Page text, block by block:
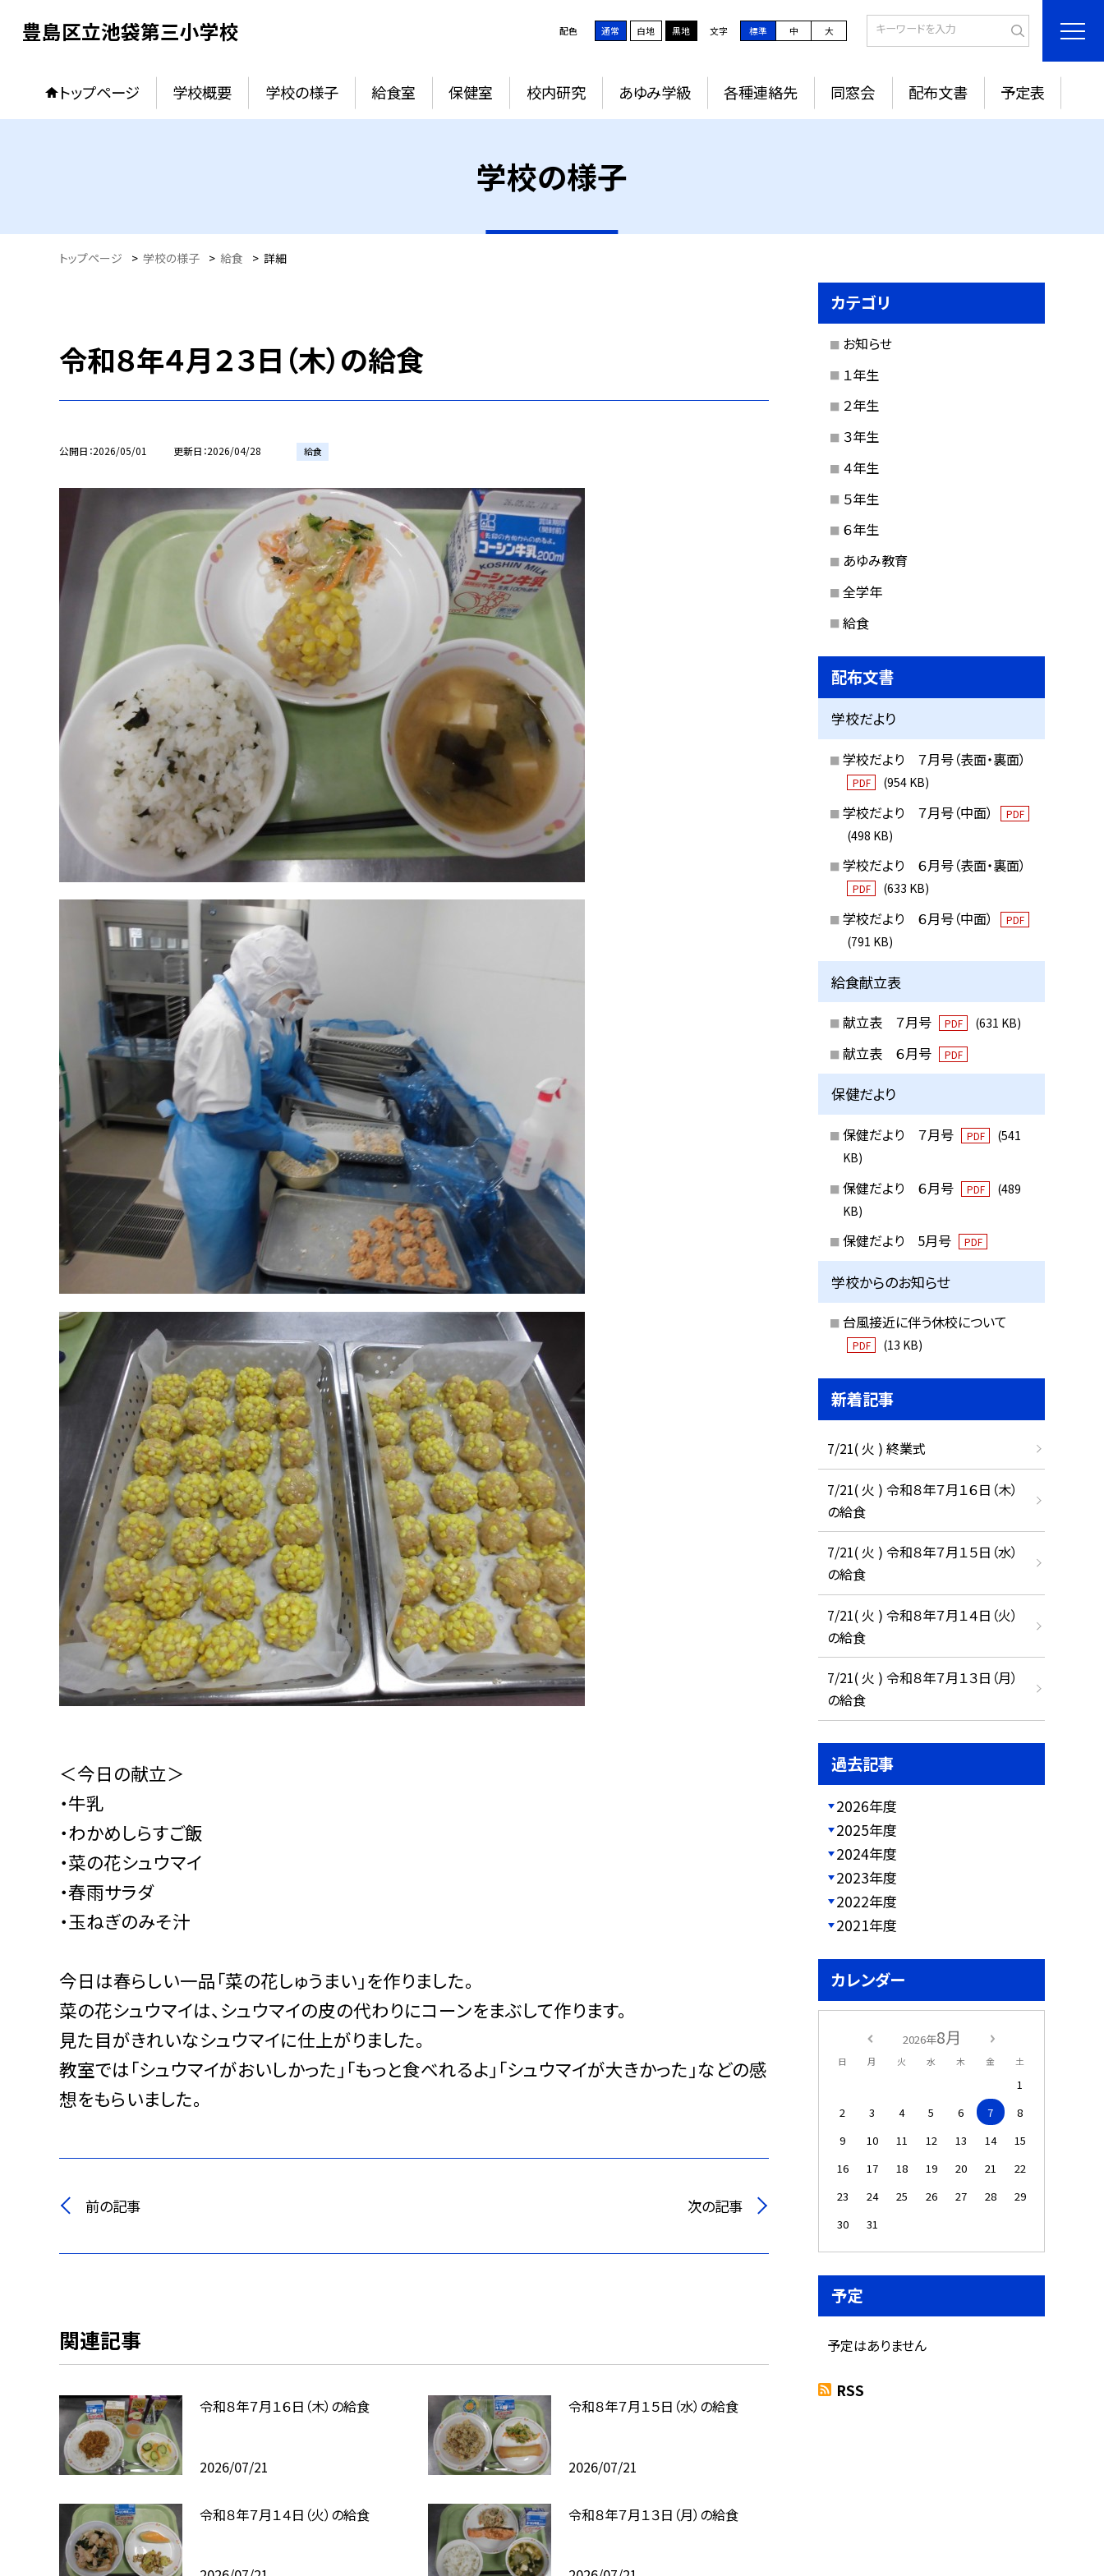
豊島区立池袋第三小学校 配色 通常 白地 黒地 文字 標準 中 大
トップページ 学校概要 学校の様子 給食室 保健室 校内研究 あゆみ学級 各種連絡先 同窓会 配布文書 予定表
学校の様子
トップページ > 学校の様子 > 給食 > 詳細
令和８年４月２３日（木）の給食
公開日 2026/05/01 更新日 2026/04/28 給食
＜今日の献立＞
・牛乳
・わかめしらすご飯
・菜の花シュウマイ
・春雨サラダ
・玉ねぎのみそ汁
今日は春らしい一品「菜の花しゅうまい」を作りました。
菜の花シュウマイは、シュウマイの皮の代わりにコーンをまぶして作ります。
見た目がきれいなシュウマイに仕上がりました。
教室では「シュウマイがおいしかった」「もっと食べれるよ」「シュウマイが大きかった」などの感
想をもらいました。
前の記事 次の記事
関連記事
令和８年７月１６日（木）の給食
2026/07/21
令和８年７月１５日（水）の給食
2026/07/21
令和８年７月１４日（火）の給食 令和８年７月１３日（月）の給食
カテゴリ
お知らせ
１年生
２年生
３年生
４年生
５年生
６年生
あゆみ教育
全学年
給食
配布文書
学校だより
学校だより ７月号（表面・裏面）
PDF (954 KB)
学校だより ７月号（中面） PDF
(498 KB)
学校だより ６月号（表面・裏面）
PDF (633 KB)
学校だより ６月号（中面） PDF
(791 KB)
給食献立表
献立表 ７月号 PDF (631 KB)
献立表 ６月号 PDF
保健だより
保健だより ７月号 PDF
(541
KB)
保健だより ６月号 PDF
(489
KB)
保健だより 5月号 PDF
学校からのお知らせ
台風接近に伴う休校について
PDF (13 KB)
新着記事
7/21( 火 ) 終業式
7/21( 火 ) 令和８年７月１６日（木）
の給食
7/21( 火 ) 令和８年７月１５日（水）
の給食
7/21( 火 ) 令和８年７月１４日（火）
の給食
7/21( 火 ) 令和８年７月１３日（月）
の給食
過去記事
2026年度
2025年度
2024年度
2023年度
2022年度
2021年度
カレンダー
2026年8月
日 月 火 水 木 金 土
1
2
3 4 5 6 7
8
9
10 11 12 13 14
15
16
17 18 19 20 21
22
23
24 25 26 27 28
29
30
31
予定
予定はありません
RSS